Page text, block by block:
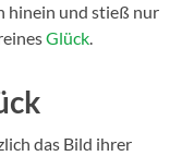
hinein und stieß nur
Glück.
das Bild ihrer